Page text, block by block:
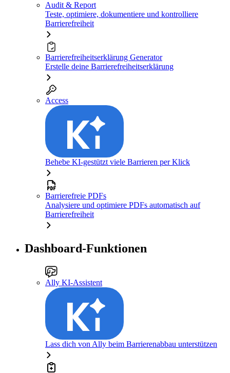
Audit & Report
Teste, optimiere, dokumentiere und kontrolliere
Barrierefreiheit
Barrierefreiheitserklärung Generator
Erstelle deine Barrierefreiheitserklärung
Access
Behebe KI-gestützt viele Barrieren per Klick
Barrierefreie PDFs
Analysiere und optimiere PDFs automatisch auf
Barrierefreiheit
Dashboard-Funktionen
Ally KI-Assistent
Lass dich von Ally beim Barrierenabbau unterstützen